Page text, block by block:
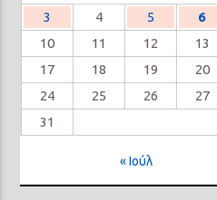
3
4 5 6
10
11 12 13
17
18 19 20
24
25 26 27
31
« Ιούλ